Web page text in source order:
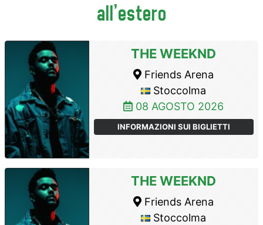
all'estero
THE WEEKND
Friends Arena
Stoccolma
08 AGOSTO 2026
INFORMAZIONI SUI BIGLIETTI
THE WEEKND
Friends Arena
Stoccolma